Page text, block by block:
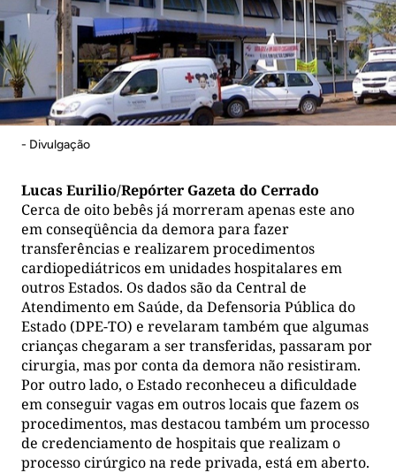
- Divulgação
Lucas Eurilio/Repórter Gazeta do Cerrado
Cerca de oito bebês já morreram apenas este ano
em conseqüência da demora para fazer
transferências e realizarem procedimentos
cardiopediátricos em unidades hospitalares em
outros Estados. Os dados são da Central de
Atendimento em Saúde, da Defensoria Pública do
Estado (DPE-TO) e revelaram também que algumas
crianças chegaram a ser transferidas, passaram por
cirurgia, mas por conta da demora não resistiram.
Por outro lado, o Estado reconheceu a dificuldade
em conseguir vagas em outros locais que fazem os
procedimentos, mas destacou também um processo
de credenciamento de hospitais que realizam o
processo cirúrgico na rede privada, está em aberto.